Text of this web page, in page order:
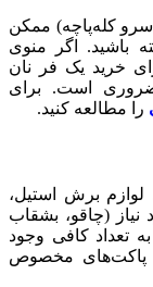
سرو کله‌پاچه) ممکن
باشید. اگر منوی
خرید یک فر نان
ضروری است. برای
را مطالعه کنید.
لوازم برش استیل،
(چاقو، بشقاب
تعداد کافی وجود
پاکت‌های مخصوص